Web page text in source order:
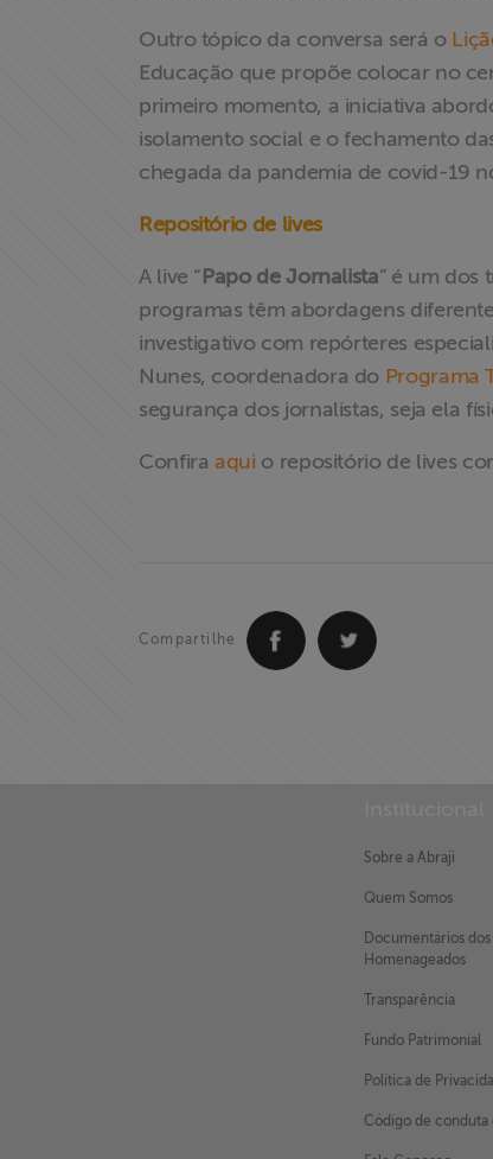
exclusivo para
Assine a nossa
Fale Conosco
Outro tópico da conversa será o
Educação que propõe colocar no
primeiro momento, a iniciativa
isolamento social e o fechamento
chegada da pandemia de covid-19
Repositório de lives
A live “ Papo de Jornalista” é um dos
programas têm abordagens
investigativo com repórteres
Nunes, coordenadora do Programa
segurança dos jornalistas, seja ela
Confiraaqui o repositório de lives
Compartilhe
Sobre a Abraji
Quem Somos
Documentários dos
Homenageados
Transparência
Fundo Patrimonial
Política de
Código de conduta